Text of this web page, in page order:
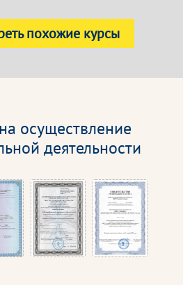
похожие курсы
осуществление
деятельности